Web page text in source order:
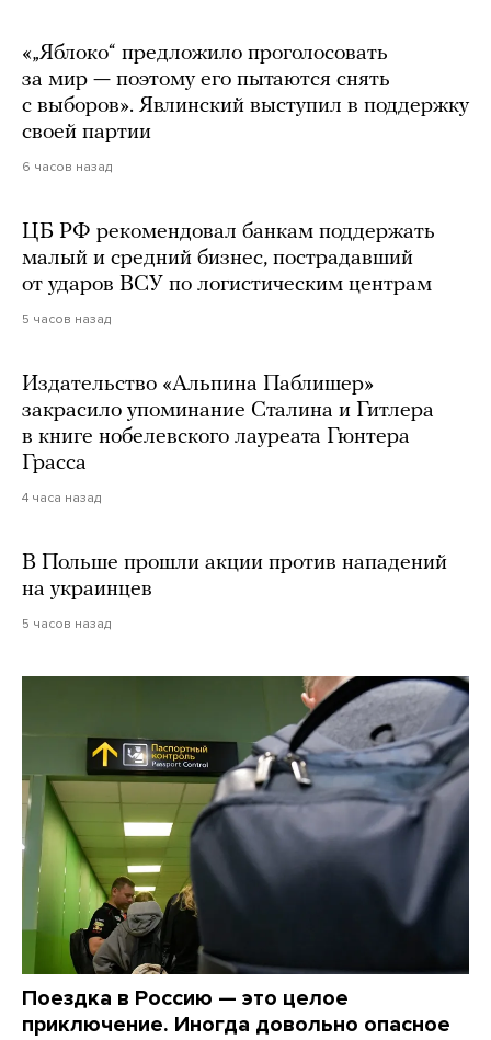
«„Яблоко“ предложило проголосовать
за мир — поэтому его пытаются снять
с выборов». Явлинский выступил в поддержку
своей партии
6 часов назад
ЦБ РФ рекомендовал банкам поддержать
малый и средний бизнес, пострадавший
от ударов ВСУ по логистическим центрам
5 часов назад
Издательство «Альпина Паблишер»
закрасило упоминание Сталина и Гитлера
в книге нобелевского лауреата Гюнтера
Грасса
4 часа назад
В Польше прошли акции против нападений
на украинцев
5 часов назад
Поездка в Россию — это целое
приключение. Иногда довольно опасное